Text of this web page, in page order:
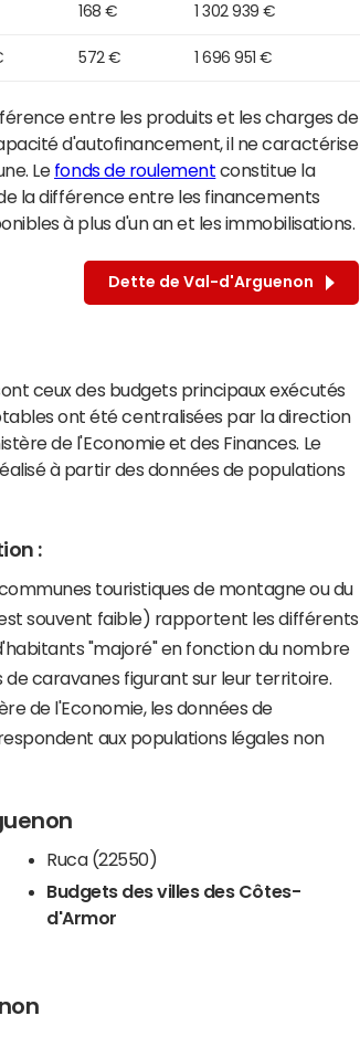
168 € 1 302 939 €
572 € 1 696 951 €
entre les produits et les charges de
d'autofinancement, il ne caractérise
Le fonds de roulement constitue la
la différence entre les financements
à plus d'un an et les immobilisations.
Dette de Val-d'Arguenon
ceux des budgets principaux exécutés
ont été centralisées par la direction
de l'Economie et des Finances. Le
à partir des données de populations
:
touristiques de montagne ou du
souvent faible) rapportent les différents
"majoré" en fonction du nombre
caravanes figurant sur leur territoire.
de l'Economie, les données de
aux populations légales non
Ruca (22550)
Budgets des villes des Côtes-
d'Armor